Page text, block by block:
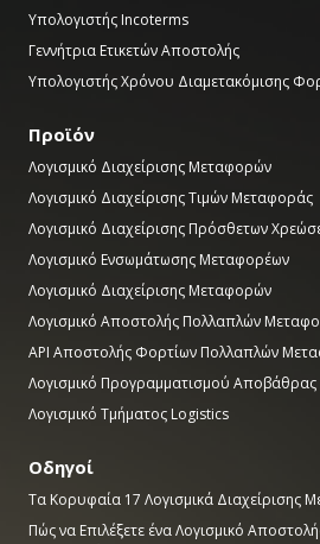
Υπολογιστής Incoterms
Γεννήτρια Ετικετών Αποστολής
Υπολογιστής Χρόνου Διαμετακόμισης
Προϊόν
Λογισμικό Διαχείρισης Μεταφορών
Λογισμικό Διαχείρισης Τιμών Μεταφοράς
Λογισμικό Διαχείρισης Πρόσθετων
Λογισμικό Ενσωμάτωσης Μεταφορέων
Λογισμικό Διαχείρισης Μεταφορών
Λογισμικό Αποστολής Πολλαπλών
API Αποστολής Φορτίων Πολλαπλών
Λογισμικό Προγραμματισμού Αποβάθρας
Λογισμικό Τμήματος Logistics
Οδηγοί
Τα Κορυφαία 17 Λογισμικά Διαχείρισης
Πώς να Επιλέξετε ένα Λογισμικό